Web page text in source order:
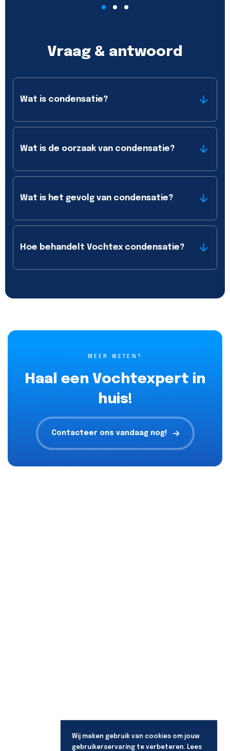
Vraag & antwoord
Wat is condensatie?
Wat is de oorzaak van condensatie?
Wat is het gevolg van condensatie?
Hoe behandelt Vochtex condensatie?
MEER WETEN?
Haal een Vochtexpert in
huis!
Contacteer ons vandaag nog!
Wij maken gebruik van cookies om jouw
gebruikerservaring te verbeteren. Lees